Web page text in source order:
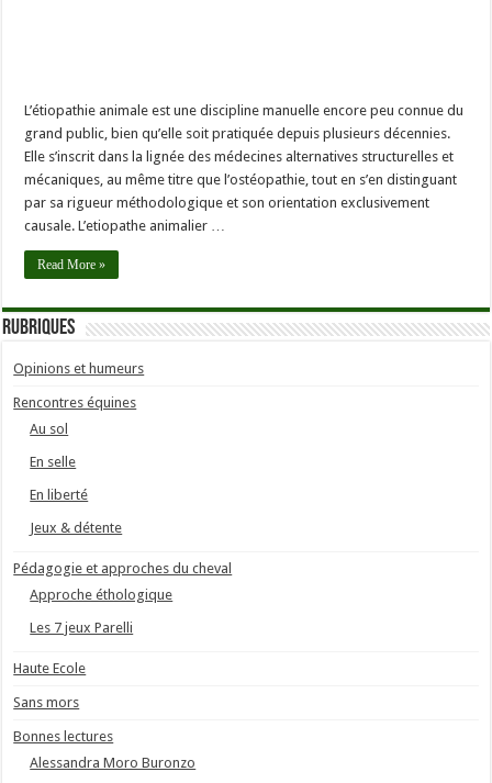
L’étiopathie animale est une discipline manuelle encore peu connue du
grand public, bien qu’elle soit pratiquée depuis plusieurs décennies.
Elle s’inscrit dans la lignée des médecines alternatives structurelles et
mécaniques, au même titre que l’ostéopathie, tout en s’en distinguant
par sa rigueur méthodologique et son orientation exclusivement
causale. L’etiopathe animalier …
Read More »
Rubriques
Opinions et humeurs
Rencontres équines
Au sol
En selle
En liberté
Jeux & détente
Pédagogie et approches du cheval
Approche éthologique
Les 7 jeux Parelli
Haute Ecole
Sans mors
Bonnes lectures
Alessandra Moro Buronzo